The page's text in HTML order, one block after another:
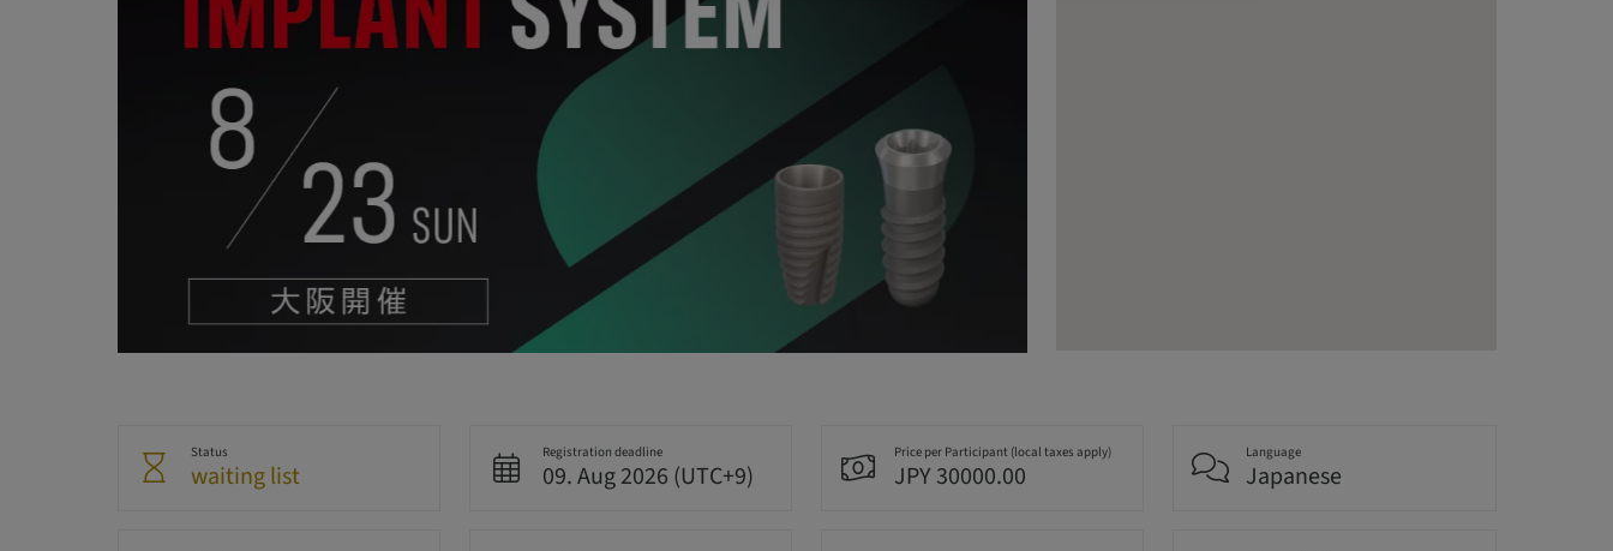
Status
waiting list
Registration deadline
09. Aug 2026 (UTC+9)
Price per Participant (local taxes apply)
JPY 30000.00
Language
Japanese